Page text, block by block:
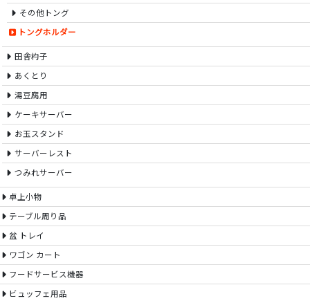
その他トング
トングホルダー
田舎杓子
あくとり
湯豆腐用
ケーキサーバー
お玉スタンド
サーバーレスト
つみれサーバー
卓上小物
テーブル周り品
盆 トレイ
ワゴン カート
フードサービス機器
ビュッフェ用品